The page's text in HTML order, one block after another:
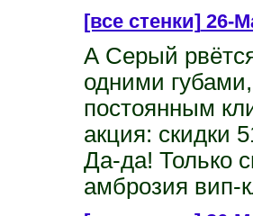
[все стенки]26-
А Серый
одними
постоянным
акция: скидки
Да-да! Только
амброзия вип-